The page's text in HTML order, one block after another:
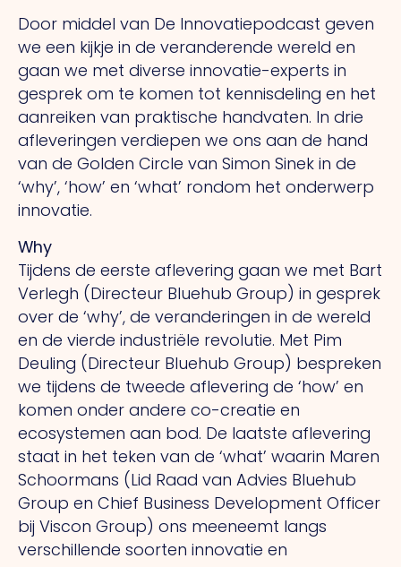
Door middel van De Innovatiepodcast geven
we een kijkje in de veranderende wereld en
gaan we met diverse innovatie-experts in
gesprek om te komen tot kennisdeling en het
aanreiken van praktische handvaten. In drie
afleveringen verdiepen we ons aan de hand
van de Golden Circle van Simon Sinek in de
‘why’, ‘how’ en ‘what’ rondom het onderwerp
innovatie.
Why
Tijdens de eerste aflevering gaan we met Bart
Verlegh (Directeur Bluehub Group) in gesprek
over de ‘why’, de veranderingen in de wereld
en de vierde industriële revolutie. Met Pim
Deuling (Directeur Bluehub Group) bespreken
we tijdens de tweede aflevering de ‘how’ en
komen onder andere co-creatie en
ecosystemen aan bod. De laatste aflevering
staat in het teken van de ‘what’ waarin Maren
Schoormans (Lid Raad van Advies Bluehub
Group en Chief Business Development Officer
bij Viscon Group) ons meeneemt langs
verschillende soorten innovatie en